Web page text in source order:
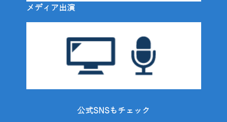
メディア出演
公式SNSもチェック